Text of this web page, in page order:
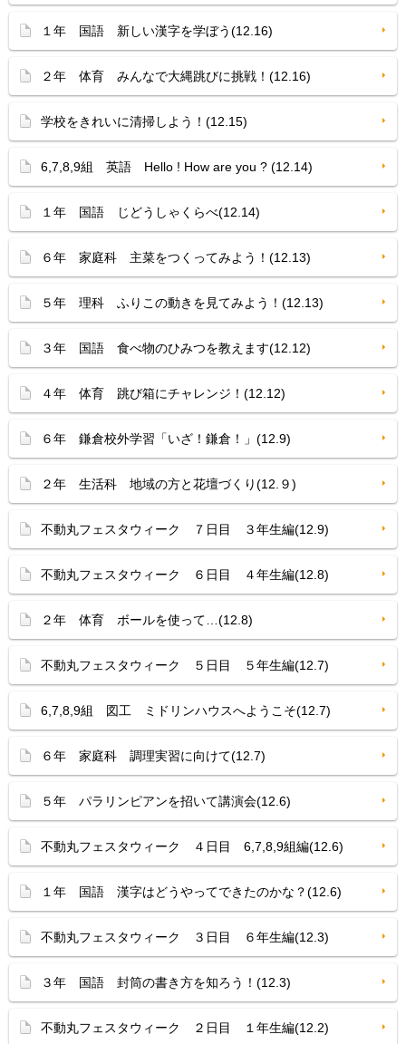
１年 国語 新しい漢字を学ぼう(12.16)
２年 体育 みんなで大縄跳びに挑戦！(12.16)
学校をきれいに清掃しよう！(12.15)
6,7,8,9組 英語 Hello ! How are you ? (12.14)
１年 国語 じどうしゃくらべ(12.14)
６年 家庭科 主菜をつくってみよう！(12.13)
５年 理科 ふりこの動きを見てみよう！(12.13)
３年 国語 食べ物のひみつを教えます(12.12)
４年 体育 跳び箱にチャレンジ！(12.12)
６年 鎌倉校外学習「いざ！鎌倉！」(12.9)
２年 生活科 地域の方と花壇づくり(12.９)
不動丸フェスタウィーク ７日目 ３年生編(12.9)
不動丸フェスタウィーク ６日目 ４年生編(12.8)
２年 体育 ボールを使って…(12.8)
不動丸フェスタウィーク ５日目 ５年生編(12.7)
6,7,8,9組 図工 ミドリンハウスへようこそ(12.7)
６年 家庭科 調理実習に向けて(12.7)
５年 パラリンピアンを招いて講演会(12.6)
不動丸フェスタウィーク ４日目 6,7,8,9組編(12.6)
１年 国語 漢字はどうやってできたのかな？(12.6)
不動丸フェスタウィーク ３日目 ６年生編(12.3)
３年 国語 封筒の書き方を知ろう！(12.3)
不動丸フェスタウィーク ２日目 １年生編(12.2)